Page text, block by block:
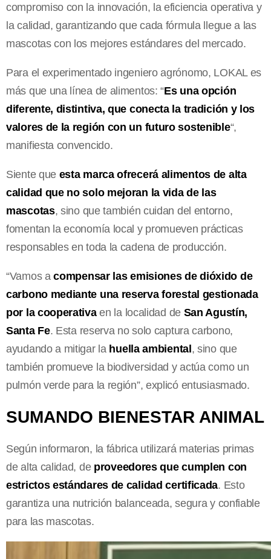
compromiso con la innovación, la eficiencia operativa y
la calidad, garantizando que cada fórmula llegue a las
mascotas con los mejores estándares del mercado.
Para el experimentado ingeniero agrónomo, LOKAL es
más que una línea de alimentos: “Es una opción
diferente, distintiva, que conecta la tradición y los
valores de la región con un futuro sostenible“,
manifiesta convencido.
Siente que esta marca ofrecerá alimentos de alta
calidad que no solo mejoran la vida de las
mascotas, sino que también cuidan del entorno,
fomentan la economía local y promueven prácticas
responsables en toda la cadena de producción.
“Vamos acompensar las emisiones de dióxido de
carbono mediante una reserva forestal gestionada
por la cooperativaen la localidad de San Agustín,
Santa Fe. Esta reserva no solo captura carbono,
ayudando a mitigar la huella ambiental, sino que
también promueve la biodiversidad y actúa como un
pulmón verde para la región”, explicó entusiasmado.
SUMANDO BIENESTAR ANIMAL
Según informaron, la fábrica utilizará materias primas
de alta calidad, deproveedores que cumplen con
estrictos estándares de calidad certificada. Esto
garantiza una nutrición balanceada, segura y confiable
para las mascotas.